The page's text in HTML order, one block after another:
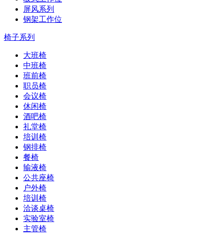
屏风系列
钢架工作位
椅子系列
大班椅
中班椅
班前椅
职员椅
会议椅
休闲椅
酒吧椅
礼堂椅
培训椅
钢排椅
餐椅
输液椅
公共座椅
户外椅
培训椅
洽谈桌椅
实验室椅
主管椅